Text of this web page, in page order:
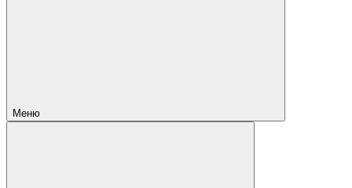
Меню